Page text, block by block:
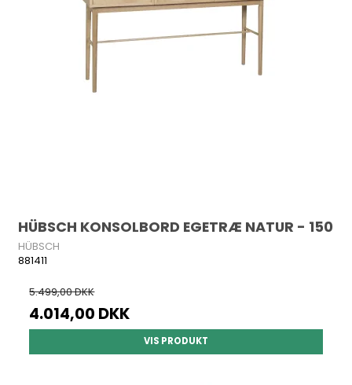
HÜBSCH KONSOLBORD EGETRÆ NATUR - 150
HÜBSCH
881411
5.499,00 DKK
4.014,00 DKK
VIS PRODUKT